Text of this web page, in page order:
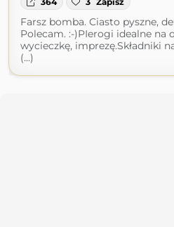
Farsz bomba. Ciasto pyszne,
Polecam. :-)PIerogi idealne na
wycieczkę, imprezę.Składniki
(...)